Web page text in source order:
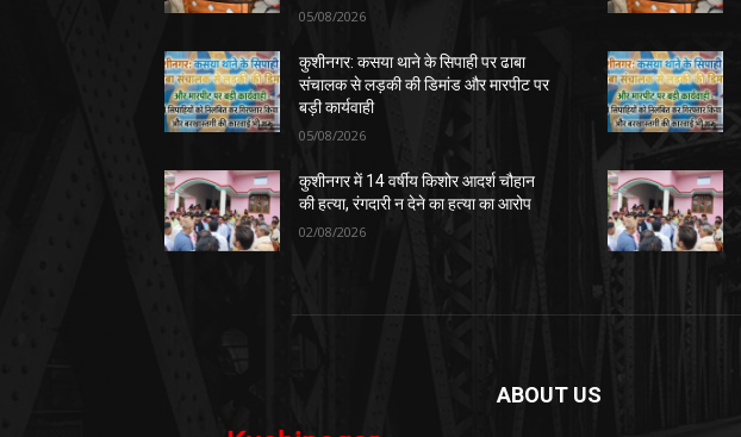
05/08/2026
कुशीनगर: कसया थाने के सिपाही पर ढाबा
संचालक से लड़की की डिमांड और मारपीट पर
बड़ी कार्यवाही
05/08/2026
कुशीनगर में 14 वर्षीय किशोर आदर्श चौहान
की हत्या, रंगदारी न देने का हत्या का आरोप
02/08/2026
ABOUT US